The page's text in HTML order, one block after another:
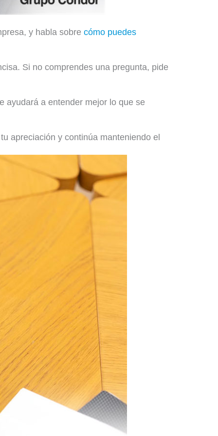
y habla sobre cómo puedes
Si no comprendes una pregunta, pide
ayudará a entender mejor lo que se
apreciación y continúa manteniendo el